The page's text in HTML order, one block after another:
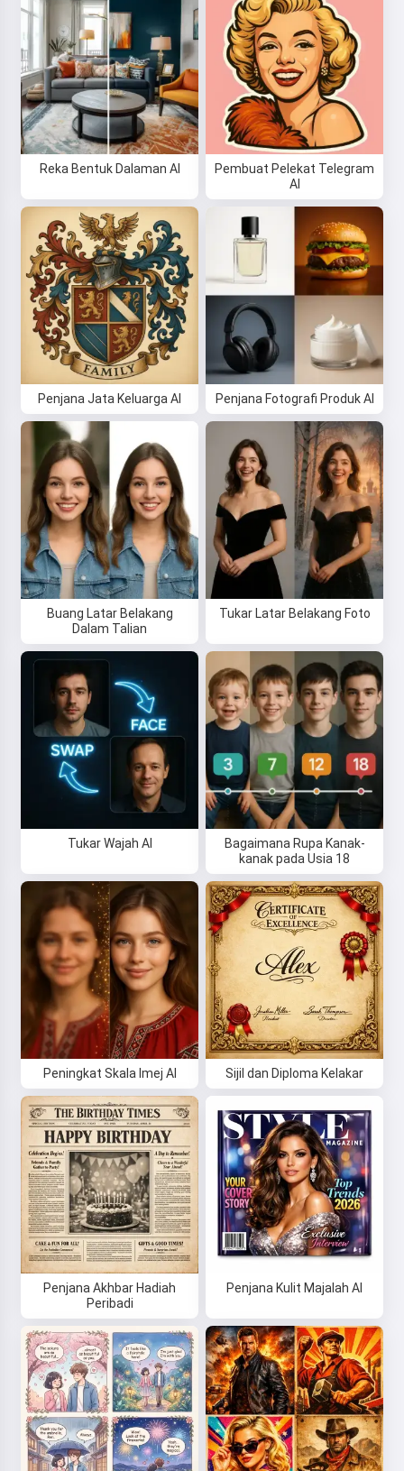
Reka Bentuk Dalaman AI
Pembuat Pelekat Telegram
AI
Penjana Jata Keluarga AI Penjana Fotografi Produk AI
Buang Latar Belakang
Dalam Talian
Tukar Latar Belakang Foto
Tukar Wajah AI
Bagaimana Rupa Kanak-
kanak pada Usia 18
Peningkat Skala Imej AI Sijil dan Diploma Kelakar
Penjana Akhbar Hadiah
Peribadi
Penjana Kulit Majalah AI
Saya boleh mencipta lagu, menulis
puisi dan ucapan tahniah 🥰
Cuba sekarang
Saya menerima:
Dasar Privasi,